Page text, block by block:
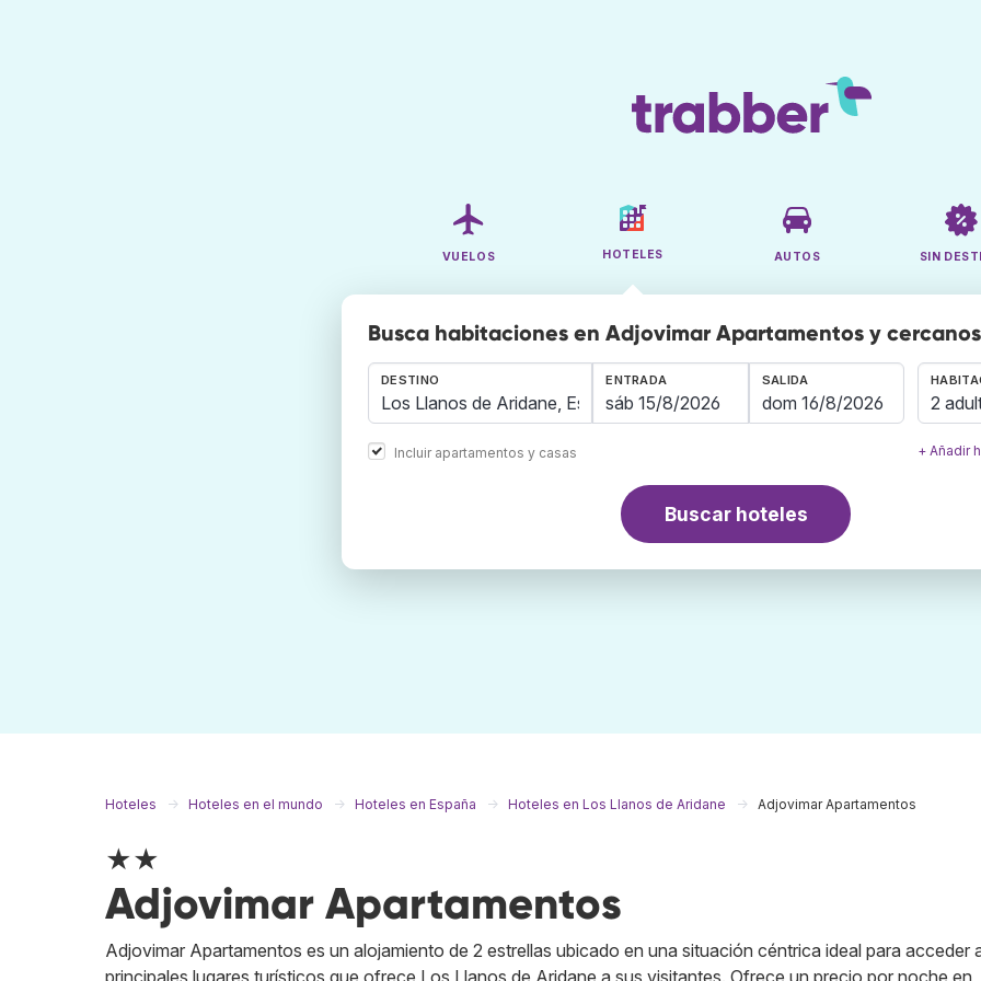
VUELOS HOTELES AUTOS SIN
Busca habitaciones en Adjovimar Apartamentos y cercanos
DESTINO
Incluir apartamentos y casas
ENTRADA SALIDA
2
+ Añadir
Buscar hoteles
Hoteles Hoteles en el mundo Hoteles en España Hoteles en Los Llanos de Aridane Adjovimar Apartamentos
★★
Adjovimar Apartamentos
Adjovimar Apartamentos es un alojamiento de 2 estrellas ubicado en una situación céntrica ideal para acceder
principales lugares turísticos que ofrece Los Llanos de Aridane a sus visitantes. Ofrece un precio por noche en